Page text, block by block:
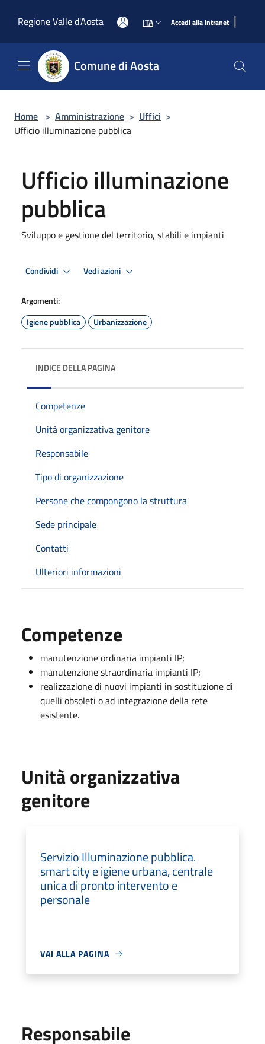
Regione Valle d'Aosta
ITA Accedi alla intranet |
Comune di Aosta
Home > Amministrazione > Uffici >
Ufficio illuminazione pubblica
Ufficio illuminazione
pubblica
Sviluppo e gestione del territorio, stabili e impianti
Condividi Vedi azioni
Argomenti:
Igiene pubblica
Urbanizzazione
INDICE DELLA PAGINA
Competenze
Unità organizzativa genitore
Responsabile
Tipo di organizzazione
Persone che compongono la struttura
Sede principale
Contatti
Ulteriori informazioni
Competenze
manutenzione ordinaria impianti IP;
manutenzione straordinaria impianti IP;
realizzazione di nuovi impianti in sostituzione di
quelli obsoleti o ad integrazione della rete
esistente.
Unità organizzativa
genitore
Servizio Illuminazione pubblica.
smart city e igiene urbana, centrale
unica di pronto intervento e
personale
VAI ALLA PAGINA
Responsabile